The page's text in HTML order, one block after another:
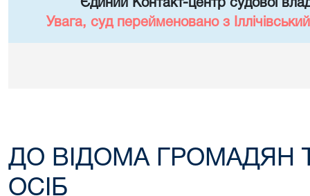
Єдиний Контакт-центр судової
Увага, суд перейменовано з
ДО ВІДОМА ГРОМАДЯН
ОСІБ